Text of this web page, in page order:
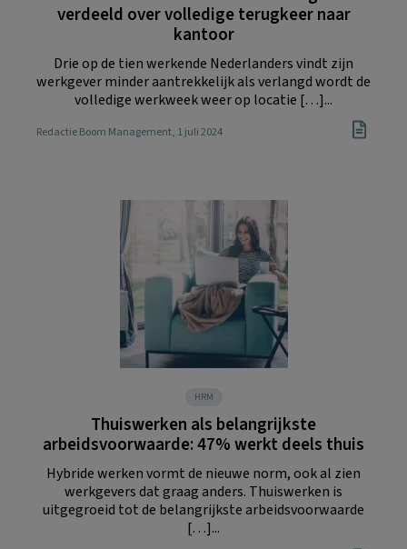
verdeeld over volledige terugkeer naar
kantoor
Drie op de tien werkende Nederlanders vindt zijn
werkgever minder aantrekkelijk als verlangd wordt de
volledige werkweek weer op locatie […]...
Redactie Boom Management, 1 juli 2024
HRM
Thuiswerken als belangrijkste
arbeidsvoorwaarde: 47% werkt deels thuis
Hybride werken vormt de nieuwe norm, ook al zien
werkgevers dat graag anders. Thuiswerken is
uitgegroeid tot de belangrijkste arbeidsvoorwaarde
[…]...